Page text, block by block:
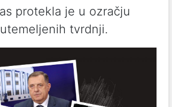
protekla je u ozračju
tvrdnji.